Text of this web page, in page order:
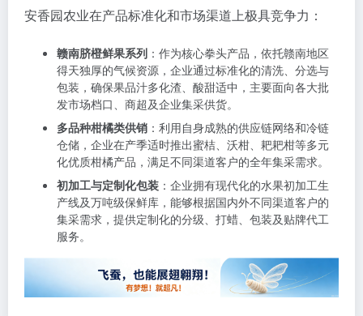
安香园农业在产品标准化和市场渠道上极具竞争力：
赣南脐橙鲜果系列 ：作为核心拳头产品，依托赣南地区
得天独厚的气候资源，企业通过标准化的清洗、分选与
包装，确保果品汁多化渣、酸甜适中，主要面向各大批
发市场档口、商超及企业集采供货。
多品种柑橘类供销 ：利用自身成熟的供应链网络和冷链
仓储，企业在产季适时推出蜜桔、沃柑、耙耙柑等多元
化优质柑橘产品，满足不同渠道客户的全年集采需求。
初加工与定制化包装 ：企业拥有现代化的水果初加工生
产线及万吨级保鲜库，能够根据国内外不同渠道客户的
集采需求，提供定制化的分级、打蜡、包装及贴牌代工
服务。